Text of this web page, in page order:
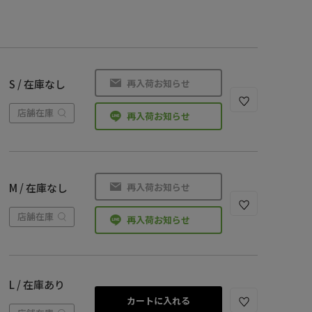
S / 在庫なし
店舗在庫
再入荷お知らせ
再入荷お知らせ
M / 在庫なし
店舗在庫
再入荷お知らせ
再入荷お知らせ
L / 在庫あり
カートに入れる